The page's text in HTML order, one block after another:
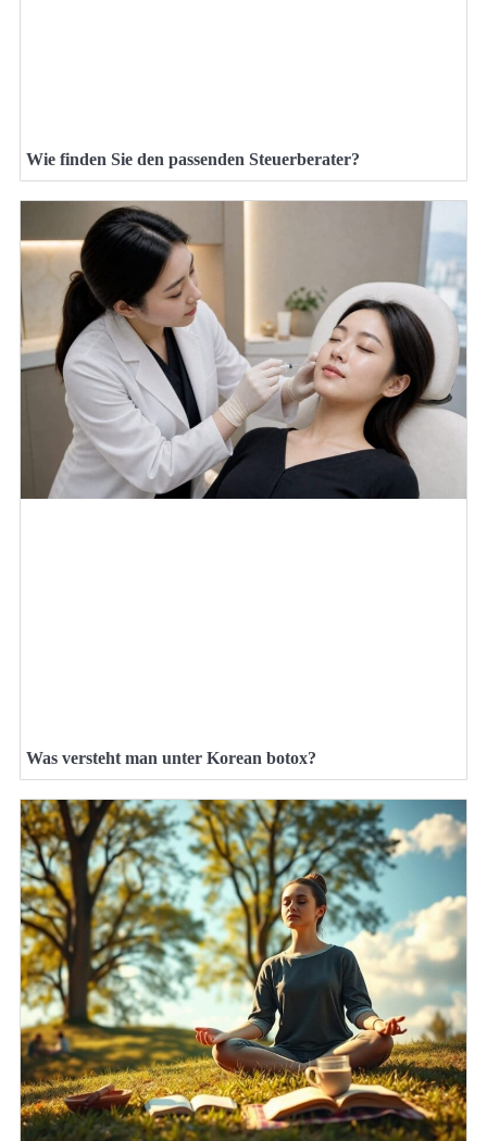
Wie finden Sie den passenden Steuerberater?
Was versteht man unter Korean botox?